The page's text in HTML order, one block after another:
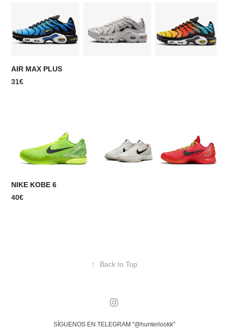
AIR MAX PLUS
31€
NIKE KOBE 6
40€
↑ Back to Top
SÍGUENOS EN TELEGRAM "@hunterlookk"